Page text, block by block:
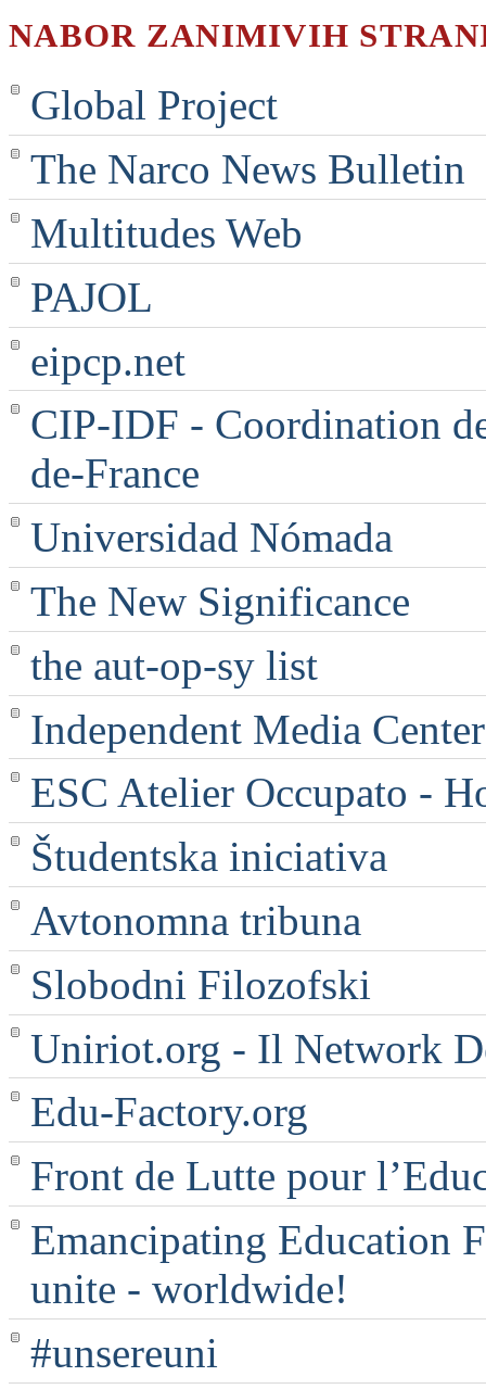
NABOR ZANIMIVIH
Global Project
The Narco News Bulletin
Multitudes Web
PAJOL
eipcp.net
CIP-IDF - Coordination
de-France
Universidad Nómada
The New Significance
the aut-op-sy list
Independent Media
ESC Atelier Occupato -
Študentska iniciativa
Avtonomna tribuna
Slobodni Filozofski
Uniriot.org - Il Network
Edu-Factory.org
Front de Lutte pour
Emancipating Education
unite - worldwide!
#unsereuni